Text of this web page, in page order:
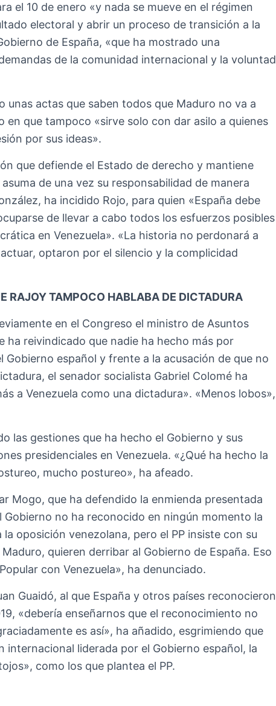
el 10 de enero «y nada se mueve en el régimen
electoral y abrir un proceso de transición a la
de España, «que ha mostrado una
de la comunidad internacional y la voluntad
unas actas que saben todos que Maduro no va a
en que tampoco «sirve solo con dar asilo a quienes
por sus ideas».
que defiende el Estado de derecho y mantiene
de una vez su responsabilidad de manera
ha incidido Rojo, para quien «España debe
de llevar a cabo todos los esfuerzos posibles
en Venezuela». «La historia no perdonará a
optaron por el silencio y la complicidad
RAJOY TAMPOCO HABLABA DE DICTADURA
en el Congreso el ministro de Asuntos
ha reivindicado que nadie ha hecho más por
Gobierno español y frente a la acusación de que no
el senador socialista Gabriel Colomé ha
a Venezuela como una dictadura». «Menos lobos»,
las gestiones que ha hecho el Gobierno y sus
presidenciales en Venezuela. «¿Qué ha hecho la
mucho postureo», ha afeado.
Mogo, que ha defendido la enmienda presentada
no ha reconocido en ningún momento la
oposición venezolana, pero el PP insiste con su
quieren derribar al Gobierno de España. Eso
con Venezuela», ha denunciado.
Guaidó, al que España y otros países reconocieron
«debería enseñarnos que el reconocimiento no
es así», ha añadido, esgrimiendo que
internacional liderada por el Gobierno español, la
como los que plantea el PP.